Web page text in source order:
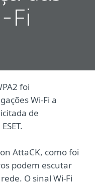
Fi
foi
Wi-Fi a
de
AttaCK, como foi
podem escutar
O sinal Wi-Fi